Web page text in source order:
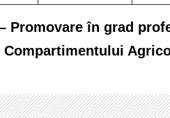
Promovare în grad